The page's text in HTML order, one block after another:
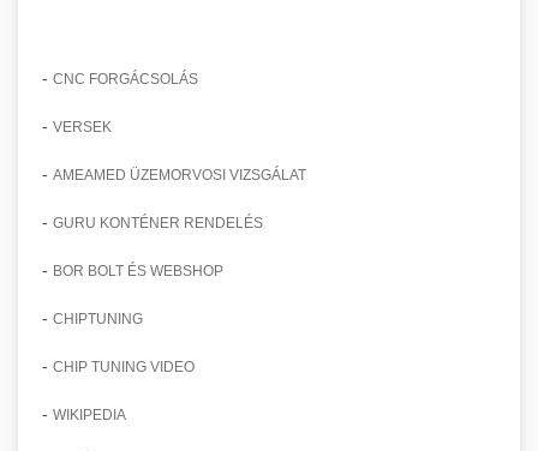
- CNC FORGÁCSOLÁS
- VERSEK
- AMEAMED ÜZEMORVOSI VIZSGÁLAT
- GURU KONTÉNER RENDELÉS
- BOR BOLT ÉS WEBSHOP
- CHIPTUNING
- CHIP TUNING VIDEO
- WIKIPEDIA